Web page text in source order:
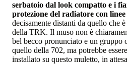
serbatoio dal look compatto e i
protezione del radiatore con
decisamente distanti da quello che
della TRK. Il muso non è
bel becco pronunciato e un gruppo
quello della 702, ma potrebbe
installato su questo muletto, in